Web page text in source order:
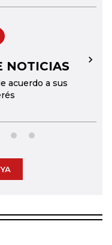
NOTICIAS
acuerdo a sus
→